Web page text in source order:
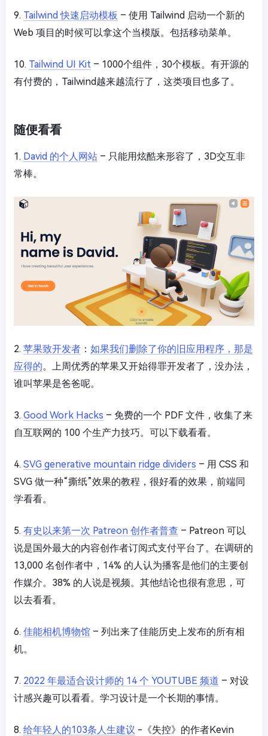
9. Tailwind 快速启动模板 – 使用 Tailwind 启动一个新的
Web 项目的时候可以拿这个当模版。包括移动菜单。
10. Tailwind UI Kit – 1000个组件，30个模板。有开源的
有付费的，Tailwind越来越流行了，这类项目也多了。
随便看看
1. David 的个人网站 – 只能用炫酷来形容了，3D交互非
常棒。
2. 苹果致开发者 ： 如果我们删除了你的旧应用程序，那是
应得的。上周优秀的苹果又开始得罪开发者了，没办法，
谁叫苹果是爸爸呢。
3. Good Work Hacks – 免费的一个 PDF 文件，收集了来
自互联网的 100 个生产力技巧。可以下载看看。
4. SVG generative mountain ridge dividers – 用 CSS 和
SVG 做一种“撕纸”效果的教程，很好看的效果，前端同
学看看。
5. 有史以来第一次 Patreon 创作者普查 – Patreon 可以
说是国外最大的内容创作者订阅式支付平台了。在调研的
13,000 名创作者中，14% 的人认为播客是他们的主要创
作媒介。38% 的人说是视频。其他结论也很有意思，可
以去看看。
6. 佳能相机博物馆 – 列出来了佳能历史上发布的所有相
机。
7. 2022 年最适合设计师的 14 个 YOUTUBE 频道 – 对设
计感兴趣可以看看。学习设计是一个长期的事情。
8. 给年轻人的103条人生建议 -《失控》的作者Kevin